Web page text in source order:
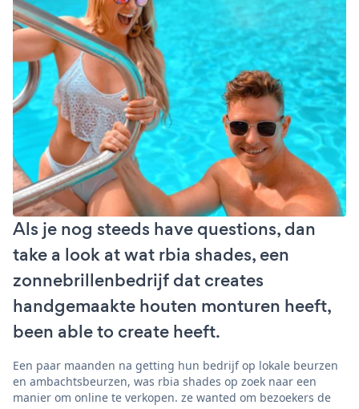
Als je nog steeds have questions, dan
take a look at wat rbia shades, een
zonnebrillenbedrijf dat creates
handgemaakte houten monturen heeft,
been able to create heeft.
Een paar maanden na getting hun bedrijf op lokale beurzen
en ambachtsbeurzen, was rbia shades op zoek naar een
manier om online te verkopen. ze wanted om bezoekers de